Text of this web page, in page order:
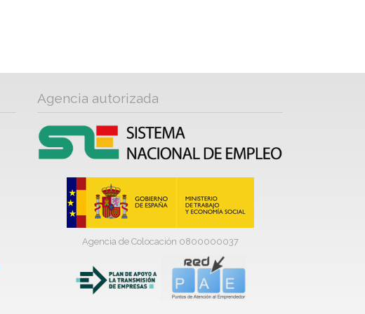
Agencia autorizada
Agencia de Colocación 0800000037